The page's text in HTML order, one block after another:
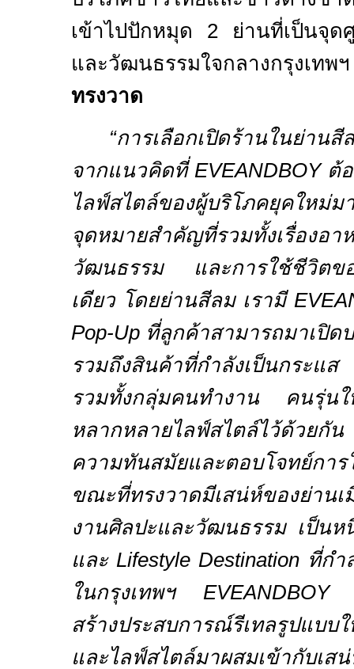
เข้าไปปักหมุด 2 ย่านที่เป็นจุด
และวัฒนธรรมใจกลางกรุงเ
ทรงวาด
“การเลือกเปิดร้านในย่า
จากแนวคิดที่ EVEANDBOY ต้
ไลฟ์สไตล์ของผู้บริโภคยุคใหม่
จุดหมายสำคัญที่รวมทั้งเรื่อ
วัฒนธรรม และการใช้ชีวิตข
เดียว โดยย่านสีลม เรามี
Pop-Up ที่ลูกค้าสามารถมาเปิ
รวมถึงสินค้าที่กำลังเป็นกระแ
รวมทั้งกลุ่มคนทำงาน คนรุ่น
หลากหลายไลฟ์สไตล์ไว้ด้วยกั
ความทันสมัยและตอบโจทย์กา
ขณะที่ทรงวาดมีเสน่ห์ของย่านเ
งานศิลปะและวัฒนธรรม เป็น
และ Lifestyle Destination ที่กำ
ในกรุงเทพฯ
สร้างประสบการณ์รีเทลรูปแบ
และไลฟ์สไตล์มาผสมเข้ากับเ